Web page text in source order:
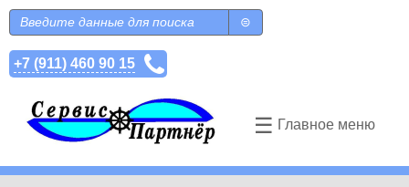
Перейти к основному содержанию
Форма поиска
Поиск
+7 (911) 460 90 15
☰ Главное меню